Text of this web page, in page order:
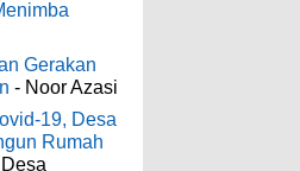
Diharapkan
Bagi Olah
Wedding
Men's
first
strong is
Gerakan
- Noor Azasi
19, Desa
Rumah